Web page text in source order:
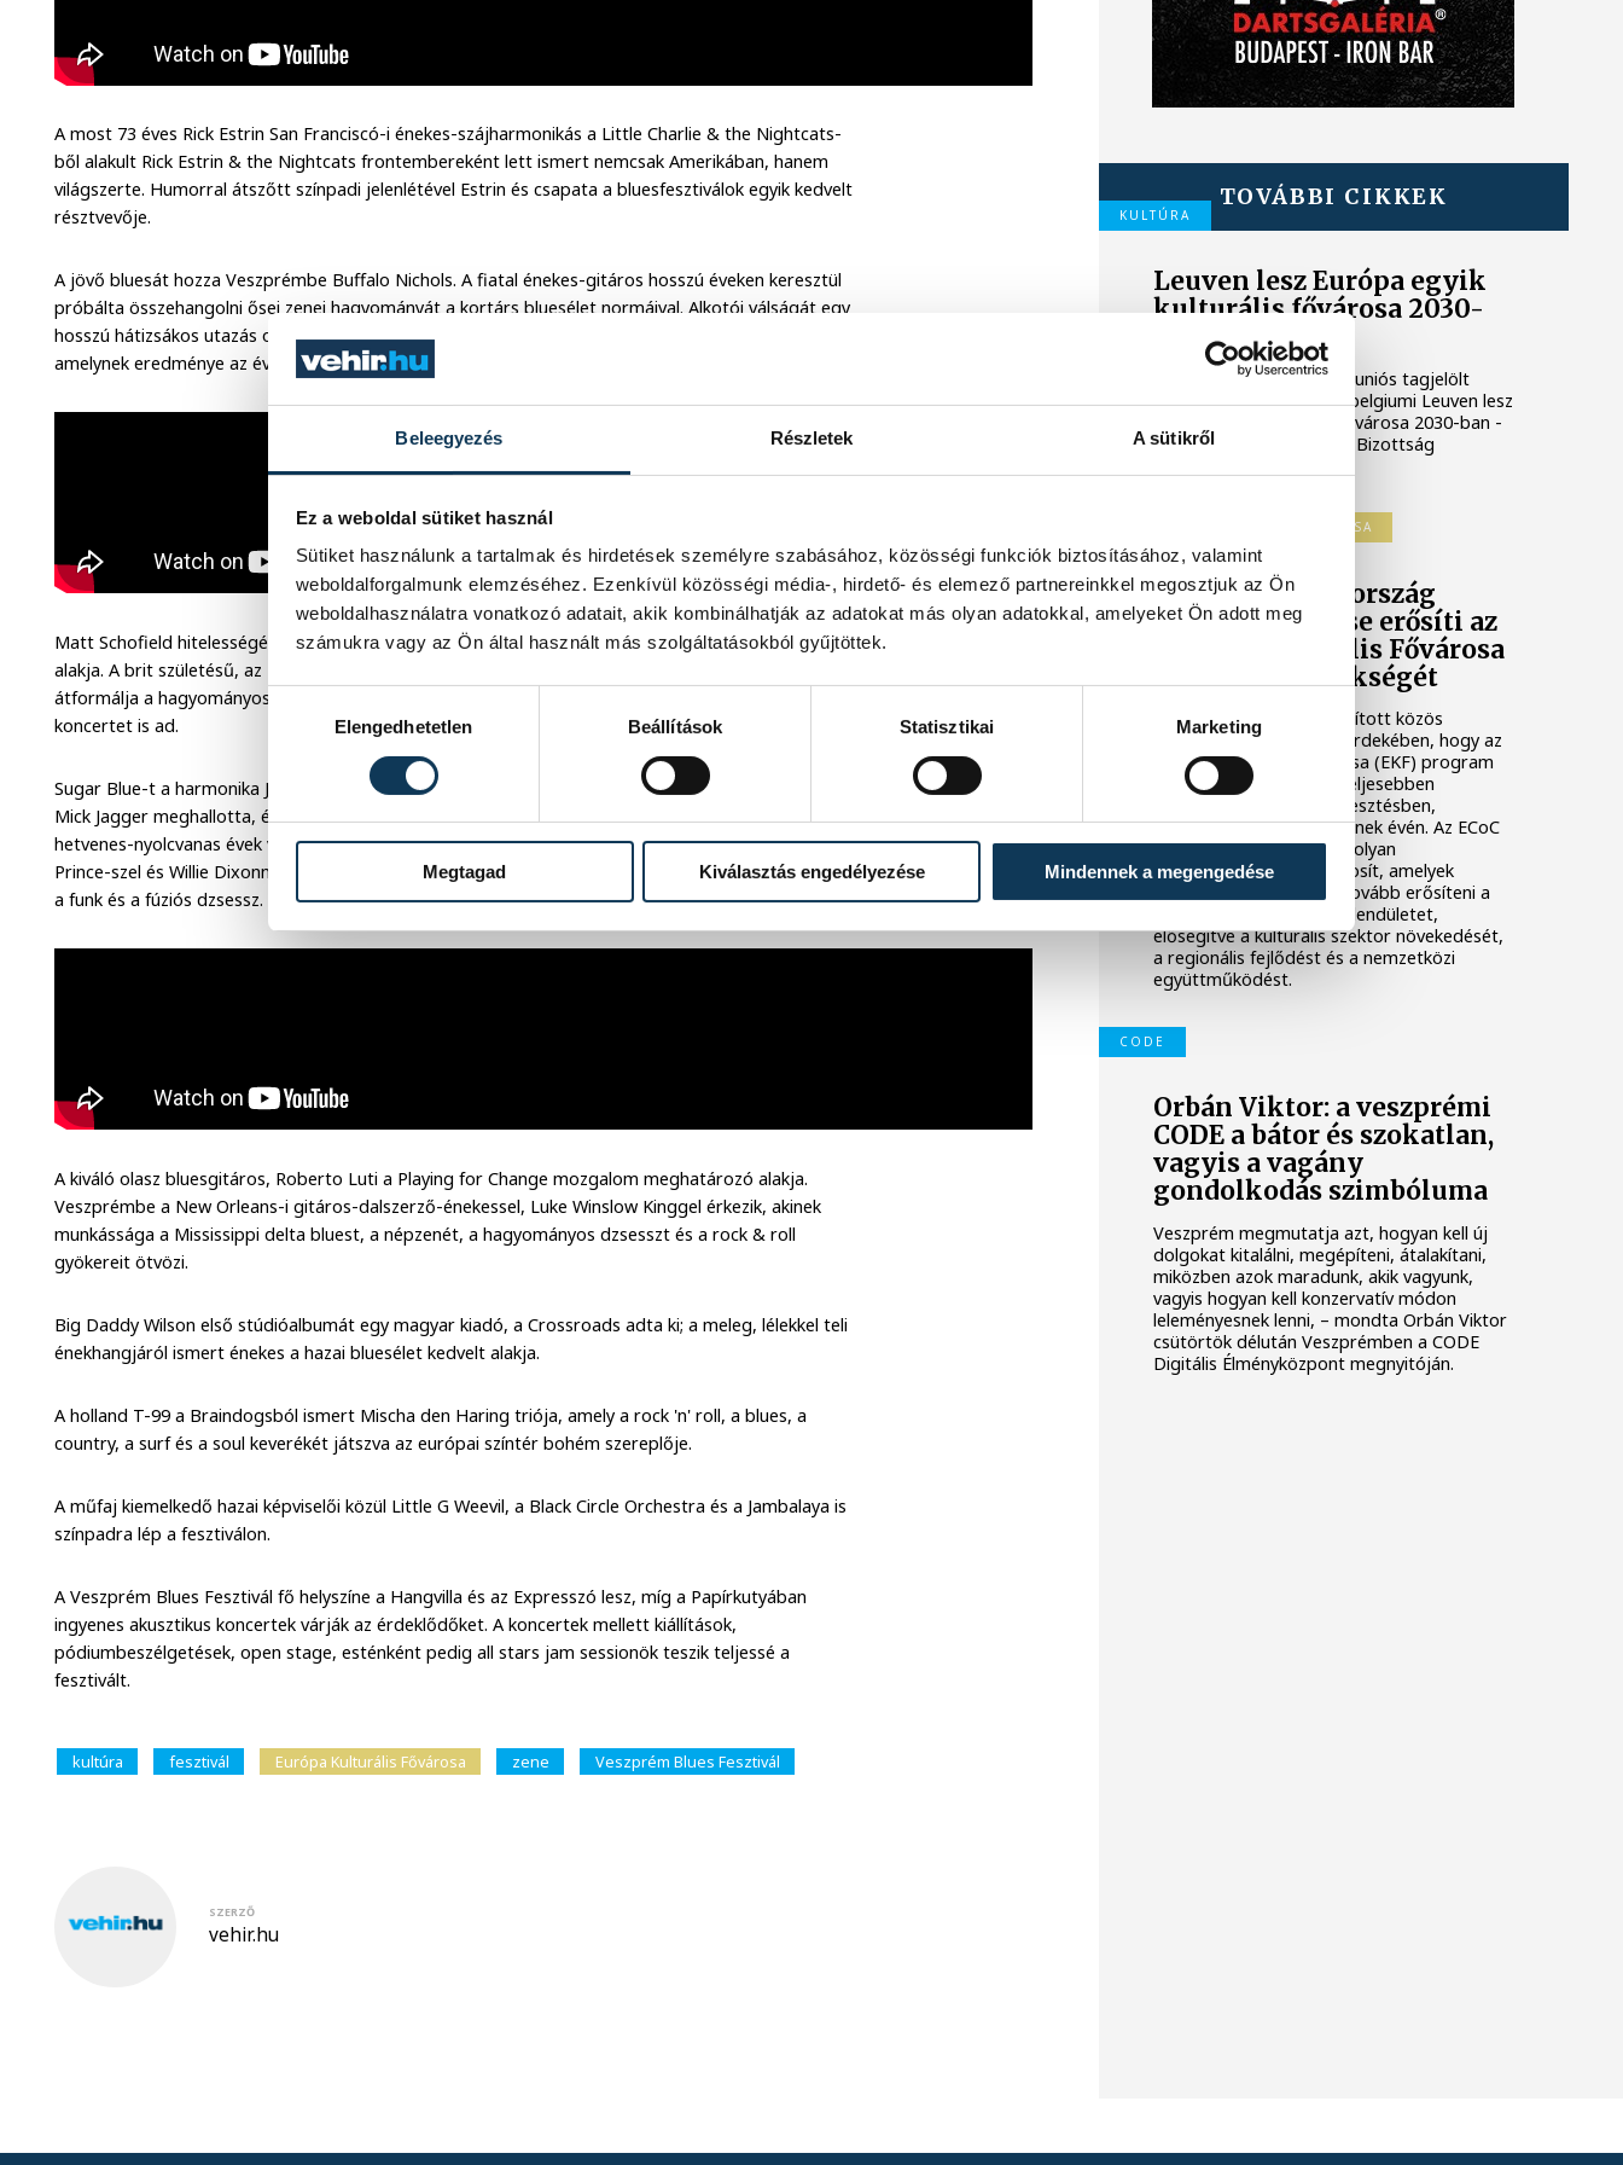
Beleegyezés Részletek A sütikről
Ez a weboldal sütiket használ
Sütiket használunk a tartalmak és hirdetések személyre szabásához, közösségi funkciók biztosításához, valamint
weboldalforgalmunk elemzéséhez. Ezenkívül közösségi média-, hirdető- és elemező partnereinkkel megosztjuk az Ön
weboldalhasználatra vonatkozó adatait, akik kombinálhatják az adatokat más olyan adatokkal, amelyeket Ön adott meg
számukra vagy az Ön által használt más szolgáltatásokból gyűjtöttek.
Hozzájárulás kiválasztása
Elengedhetetlen
Beállítások Statisztikai Marketing
Megtagad Kiválasztás engedélyezése Mindennek a megengedése
A most 73 éves Rick Estrin San Franciscó-i énekes-szájharmonikás a Little Charlie & the Nightcats-
ből alakult Rick Estrin & the Nightcats frontembereként lett ismert nemcsak Amerikában, hanem
világszerte. Humorral átszőtt színpadi jelenlétével Estrin és csapata a bluesfesztiválok egyik kedvelt
résztvevője.
A jövő bluesát hozza Veszprémbe Buffalo Nichols. A fiatal énekes-gitáros hosszú éveken keresztül
próbálta összehangolni ősei zenei hagyományát a kortárs bluesélet normáival. Alkotói válságát egy
hosszú hátizsákos utazás oldotta fel: Nyugat-Afrika és Kelet-Európa olyan hatást gyakorolt rá,
amelynek eredménye az év debütáló albuma lett 2022-ben.
Matt Schofield hitelességével, tudásával, dallamos gitárjátékával a bluesszíntér meghatározó
alakja. A brit születésű, az Egyesült Államokban élő művész feszegeti a határokat, és folyamatosan
átformálja a hagyományos blues határait. Jövő tavasszal triójával érkezik Veszprémbe, ahol két
koncertet is ad.
Sugar Blue-t a harmonika Jimi Hendrixeként szokás aposztrofálni. A párizsi metróban zenélt, amikor
Mick Jagger meghallotta, és meghívta a Rolling Stones lemezfelvételére. Szenvedélyes játéka a
hetvenes-nyolcvanas évek valamennyi Stones-lemezén hallható, de dolgozott együtt Bob Dylannel,
Prince-szel és Willie Dixonnal is. Idén megjelent szólólemezén ötvöződik a modern rhythm & blues,
a funk és a fúziós dzsessz.
A kiváló olasz bluesgitáros, Roberto Luti a Playing for Change mozgalom meghatározó alakja.
Veszprémbe a New Orleans-i gitáros-dalszerző-énekessel, Luke Winslow Kinggel érkezik, akinek
munkássága a Mississippi delta bluest, a népzenét, a hagyományos dzsesszt és a rock & roll
gyökereit ötvözi.
Big Daddy Wilson első stúdióalbumát egy magyar kiadó, a Crossroads adta ki; a meleg, lélekkel teli
énekhangjáról ismert énekes a hazai bluesélet kedvelt alakja.
A holland T-99 a Braindogsból ismert Mischa den Haring triója, amely a rock 'n' roll, a blues, a
country, a surf és a soul keverékét játszva az európai színtér bohém szereplője.
A műfaj kiemelkedő hazai képviselői közül Little G Weevil, a Black Circle Orchestra és a Jambalaya is
színpadra lép a fesztiválon.
A Veszprém Blues Fesztivál fő helyszíne a Hangvilla és az Expresszó lesz, míg a Papírkutyában
ingyenes akusztikus koncertek várják az érdeklődőket. A koncertek mellett kiállítások,
pódiumbeszélgetések, open stage, esténként pedig all stars jam sessionök teszik teljessé a
fesztivált.
kultúra fesztivál Európa Kulturális Fővárosa zene Veszprém Blues Fesztivál
SZERZŐ
vehir.hu
TOVÁBBI CIKKEK
KULTÚRA
Leuven lesz Európa egyik
kulturális fővárosa 2030-
Egy ciprusi, valamint egy uniós tagjelölt
ország városa mellett a belgiumi Leuven lesz
Európa egyik kulturális fővárosa 2030-ban -
tájékoztatott az Európai Bizottság
EURÓPA KULTURÁLIS FŐVÁROSA
Kilenc európai ország
együttműködése erősíti az
Európa Kulturális Fővárosa
programok örökségét
Kilenc európai ország indított közös
kezdeményezést annak érdekében, hogy az
Európa Kulturális Fővárosa (EKF) program
hosszú távú hatása erőteljesebben
érvényesüljön a régiófejlesztésben,
túlmutatva a cím viselésének évén. Az ECoC
Echo elnevezésű projekt olyan
megoldásokra összpontosít, amelyek
segítenek megőrizni és tovább erősíteni a
címviselés alatt létrejött lendületet,
elősegítve a kulturális szektor növekedését,
a regionális fejlődést és a nemzetközi
együttműködést.
CODE
Orbán Viktor: a veszprémi
CODE a bátor és szokatlan,
vagyis a vagány
gondolkodás szimbóluma
Veszprém megmutatja azt, hogyan kell új
dolgokat kitalálni, megépíteni, átalakítani,
miközben azok maradunk, akik vagyunk,
vagyis hogyan kell konzervatív módon
leleményesnek lenni, – mondta Orbán Viktor
csütörtök délután Veszprémben a CODE
Digitális Élményközpont megnyitóján.